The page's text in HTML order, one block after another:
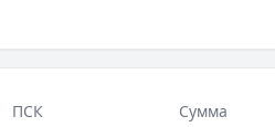
ПСК Сумма